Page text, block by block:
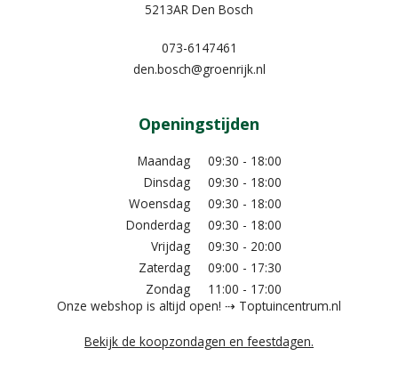
5213AR Den Bosch
073-6147461
den.bosch@groenrijk.nl
Openingstijden
Maandag
09:30 - 18:00
Dinsdag
09:30 - 18:00
Woensdag
09:30 - 18:00
Donderdag
09:30 - 18:00
Vrijdag
09:30 - 20:00
Zaterdag
09:00 - 17:30
Zondag
11:00 - 17:00
Onze webshop is altijd open! ⇢ Toptuincentrum.nl
Bekijk de koopzondagen en feestdagen.